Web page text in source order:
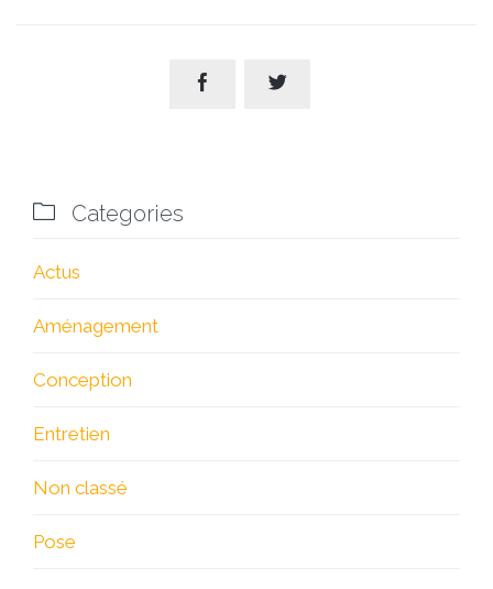
 
 Categories
Actus
Aménagement
Conception
Entretien
Non classé
Pose